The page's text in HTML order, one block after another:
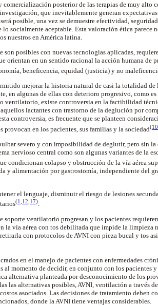
posterior de las terapias de muy alto
que inevitablemente generan expectativas
posible, una vez se demuestre efectividad,
socialmente aceptable. Esta valoración ética parece
nuestros en América latina.
son posibles con nuevas tecnologías aplicadas,
orientan en un sentido racional la acción humana de
beneficencia, equidad (justicia) y no
mejorar la historia natural de casi la totalidad de
en algunas de ellas con deterioro progresivo, como
ventilatorio, existe controversia en la factibilidad
lactantes con trastorno de la deglución por
controversia, es frecuente que se planteen
provocan en los pacientes, sus familias y la sociedad(
severo y con imposibilidad de deglutir, pero sin la
nervioso central como son algunas variantes de la
condicionan colapso y obstrucción de la vía aérea
y alimentación por gastrostomía, independiente del
el lenguaje, disminuir el riesgo de lesiones
(1 12 17).
soporte ventilatorio progresan y los pacientes
la vía aérea con tos debilitada que impide la limpieza
retirarla con protocolos de AVNI con pieza bucal y tos
en el manejo de pacientes con enfermedades
al momento de decidir, en conjunto con los pacientes
alternativa planteada por desconocimiento de los
las alternativas posibles, AVNI, ventilación a través de
asociados. Las decisiones de tratamiento deben
donde la AVNI tiene ventajas considerables.